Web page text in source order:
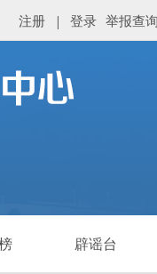
举报查询
登录
|
注册
辟谣台